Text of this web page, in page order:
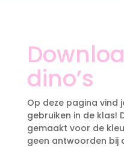
dino’s
Op deze pagina vind
gebruiken in de klas!
gemaakt voor de
geen antwoorden bij